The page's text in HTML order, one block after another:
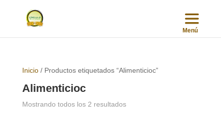
Inicio/ Productos etiquetados “Alimenticioc”
Alimenticioc
Mostrando todos los 2 resultadosSorted